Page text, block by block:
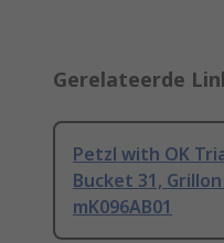
Gerelateerde
Petzl with OK
Bucket 31,
mK096AB01